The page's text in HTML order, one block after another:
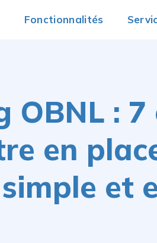
Fonctionnalités
OBNL : 7
en
et